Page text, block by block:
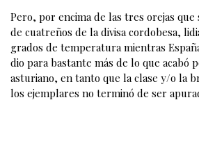
Pero, por encima de las tres orejas
de cuatreños de la divisa cordobesa,
grados de temperatura mientras
dio para bastante más de lo que acabó
asturiano, en tanto que la clase y/o la
los ejemplares no terminó de ser